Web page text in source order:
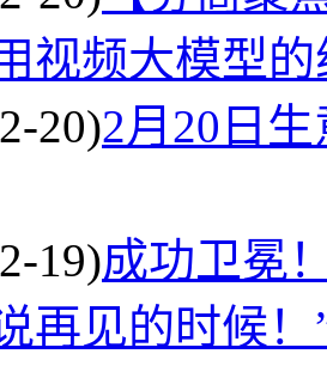
视频大模型
20)2月20日
19)成功卫冕
再见的时候！